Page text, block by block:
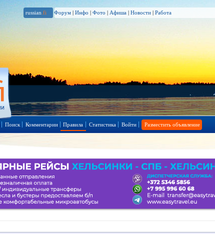
russian .fi Форум | Инфо | Фото | Афиша | Новости | Работа
Поиск Комментарии Правила Статистика Войти Разместить объявление